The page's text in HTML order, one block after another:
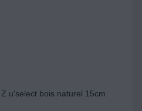
u'select bois naturel 15cm